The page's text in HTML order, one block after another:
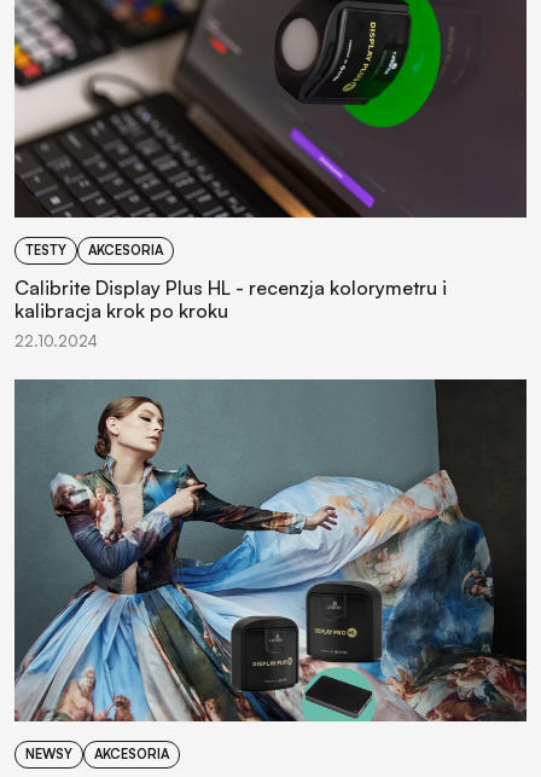
TESTY AKCESORIA
Calibrite Display Plus HL - recenzja kolorymetru i
kalibracja krok po kroku
22.10.2024
NEWSY AKCESORIA